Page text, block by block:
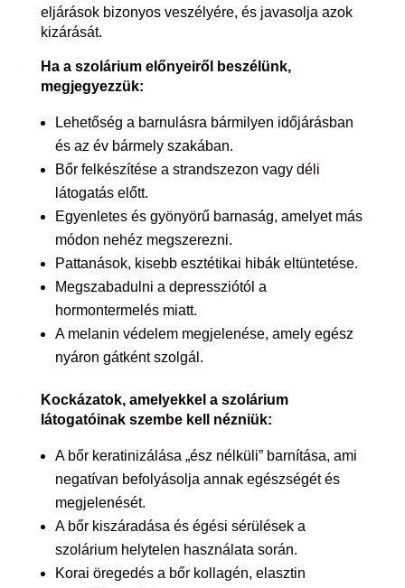
eljárások bizonyos veszélyére, és javasolja azok
kizárását.
Ha a szolárium előnyeiről beszélünk,
megjegyezzük:
Lehetőség a barnulásra bármilyen időjárásban
és az év bármely szakában.
Bőr felkészítése a strandszezon vagy déli
látogatás előtt.
Egyenletes és gyönyörű barnaság, amelyet más
módon nehéz megszerezni.
Pattanások, kisebb esztétikai hibák eltüntetése.
Megszabadulni a depressziótól a
hormontermelés miatt.
A melanin védelem megjelenése, amely egész
nyáron gátként szolgál.
Kockázatok, amelyekkel a szolárium
látogatóinak szembe kell nézniük:
A bőr keratinizálása „ész nélküli” barnítása, ami
negatívan befolyásolja annak egészségét és
megjelenését.
A bőr kiszáradása és égési sérülések a
szolárium helytelen használata során.
Korai öregedés a bőr kollagén, elasztin